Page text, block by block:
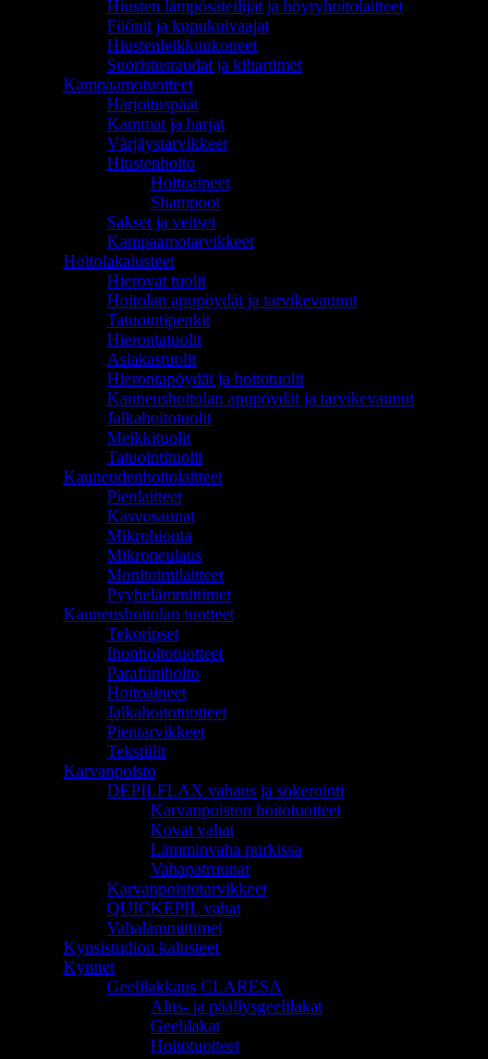
Hiusten lämpösäteilijät ja höyryhoitolaitteet
Föönit ja kupukuivaajat
Hiustenleikkuukoneet
Suoristusraudat ja kihartimet
Kampaamotuotteet
Harjoituspäät
Kammat ja harjat
Värjäystarvikkeet
Hiustenhoito
Hoitoaineet
Shampoot
Sakset ja veitset
Kampaamotarvikkeet
Hoitolakalusteet
Hierovat tuolit
Hoitolan apupöydät ja tarvikevaunut
Tatuointipenkit
Hierontatuolit
Asiakastuolit
Hierontapöydät ja hoitotuolit
Kauneushoitolan apupöydät ja tarvikevaunut
Jalkahoitotuolit
Meikkituolit
Tatuointituolit
Kauneudenhoitolaitteet
Pienlaitteet
Kasvosaunat
Mikrohionta
Mikroneulaus
Monitoimilaitteet
Pyyhelämmittimet
Kauneushoitolan tuotteet
Tekoripset
Ihonhoitotuotteet
Parafiinihoito
Hoitoaineet
Jalkahoitotuotteet
Pientarvikkeet
Tekstiilit
Karvanpoisto
DEPILFLAX vahaus ja sokerointi
Karvanpoiston hoitotuotteet
Kovat vahat
Lämminvaha purkissa
Vahapatruunat
Karvanpoistotarvikkeet
QUICKEPIL vahat
Vahalämmittimet
Kynsistudion kalusteet
Kynnet
Geelilakkaus CLARESA
Alus- ja päällysgeelilakat
Geelilakat
Hoitotuotteet